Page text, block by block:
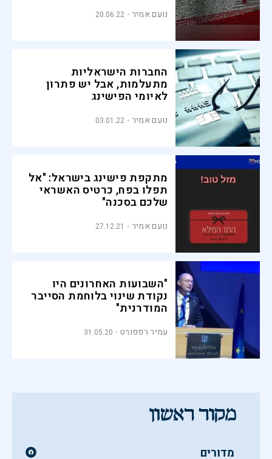
נועם אמיר 20.06.22
החברות הישראליות
מתעלמות, אבל יש פתרון
לאיומי הפישינג
נועם אמיר 03.01.22
מתקפת פישינג בישראל: "אל
תפלו בפח, כרטיס האשראי
שלכם בסכנה"
נועם אמיר 27.12.21
"השבועות האחרונים היו
נקודת שינוי בלוחמת הסייבר
המודרנית"
עמיר רפפורט 31.05.20
מדורים